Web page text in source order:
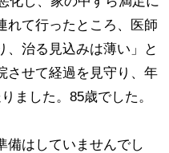
れて行ったところ、医師
、治る見込みは薄い」と
させて経過を見守り、年
ました。85歳でした。
備はしていませんでし